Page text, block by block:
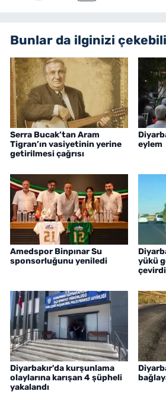
Bunlar da ilginizi
Serra Bucak’tan Aram
Tigran’ın vasiyetinin yerine
getirilmesi çağrısı
eylem
Amedspor Binpınar Su
sponsorluğunu yeniledi
yükü
çevirdi
Diyarbakır'da kurşunlama
olaylarına karışan 4 şüpheli
yakalandı